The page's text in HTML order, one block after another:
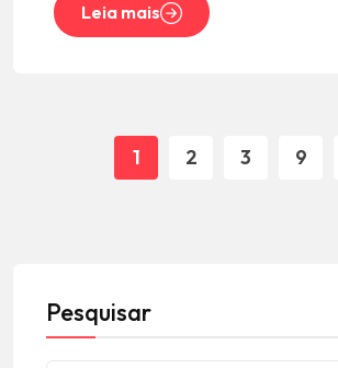
Leia mais
1 2 3 9
Pesquisar